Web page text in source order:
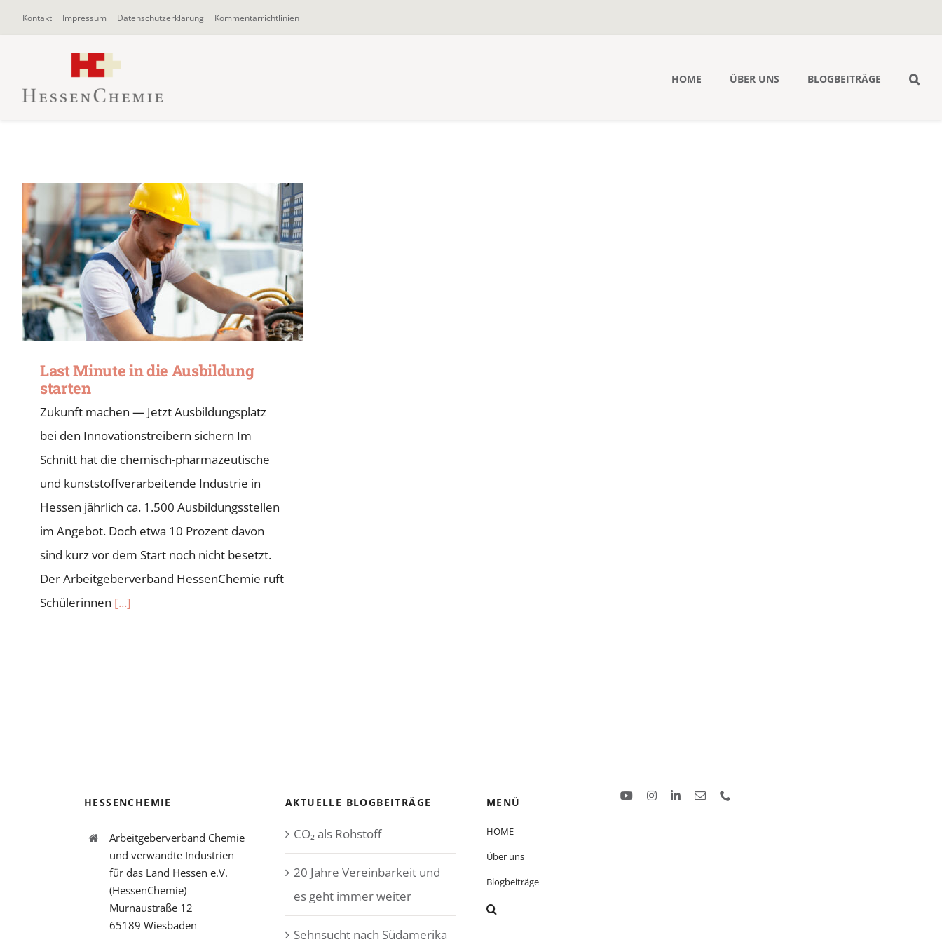
ZumKontakt Impressum Datenschutzerklärung Kommentarrichtlinien
HOME ÜBER UNS BLOGBEITRÄGE
Last Minute in die Ausbildung
starten
Zukunft machen — Jetzt Ausbildungsplatz
bei den Innovationstreibern sichern Im
Schnitt hat die chemisch-pharmazeutische
und kunststoffverarbeitende Industrie in
Hessen jährlich ca. 1.500 Ausbildungsstellen
im Angebot. Doch etwa 10 Prozent davon
sind kurz vor dem Start noch nicht besetzt.
Der Arbeitgeberverband HessenChemie ruft
Schülerinnen [...]
HESSENCHEMIE
Arbeitgeberverband Chemie
und verwandte Industrien
für das Land Hessen e.V.
(HessenChemie)
Murnaustraße 12
65189 Wiesbaden
AKTUELLE BLOGBEITRÄGE
CO₂ als Rohstoff
20 Jahre Vereinbarkeit und
es geht immer weiter
Sehnsucht nach Südamerika
MENÜ
HOME
Über uns
Blogbeiträge